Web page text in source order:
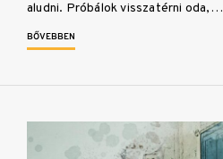
aludni. Próbálok visszatérni oda,…
BŐVEBBEN